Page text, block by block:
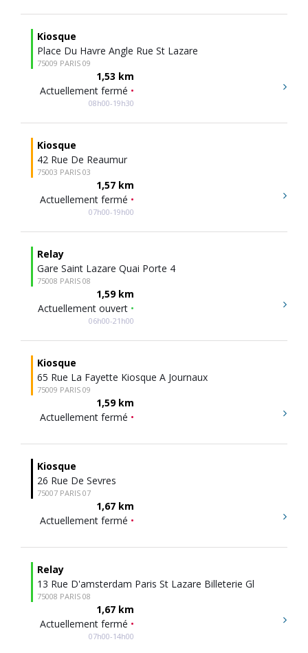
Kiosque
Place Du Havre Angle Rue St Lazare
75009 PARIS 09
1,53 km
Actuellement fermé •
08h00-19h30
Kiosque
42 Rue De Reaumur
75003 PARIS 03
1,57 km
Actuellement fermé •
07h00-19h00
Relay
Gare Saint Lazare Quai Porte 4
75008 PARIS 08
1,59 km
Actuellement ouvert •
06h00-21h00
Kiosque
65 Rue La Fayette Kiosque A Journaux
75009 PARIS 09
1,59 km
Actuellement fermé •
Kiosque
26 Rue De Sevres
75007 PARIS 07
1,67 km
Actuellement fermé •
Relay
13 Rue D'amsterdam Paris St Lazare Billeterie Gl
75008 PARIS 08
1,67 km
Actuellement fermé •
07h00-14h00